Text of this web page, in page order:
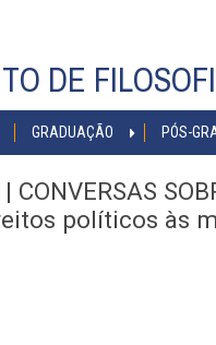
DE
GRADUAÇÃO PÓS-
políticos às